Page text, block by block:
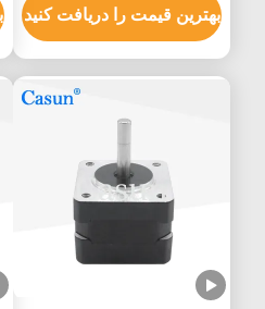
بهترین قیمت را دریافت کنید